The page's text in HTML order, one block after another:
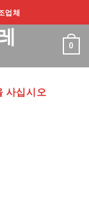
업체
0
사십시오